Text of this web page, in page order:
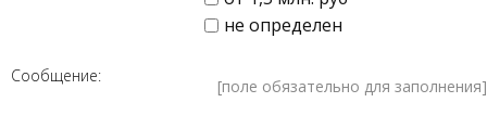
не определен
Сообщение: